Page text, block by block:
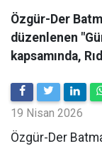
Özgür-Der
düzenlenen
kapsamında,
19 Nisan 2026
​Özgür-Der